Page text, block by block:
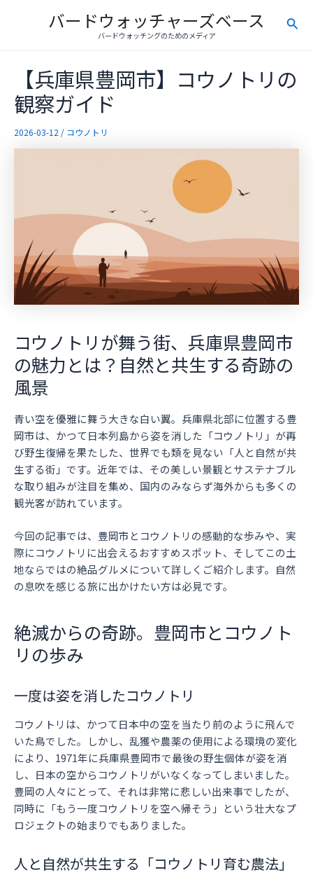
バードウォッチャーズベース
バードウォッチングのためのメディア
検
【兵庫県豊岡市】コウノトリの
観察ガイド
2026-03-12 / コウノトリ
コウノトリが舞う街、兵庫県豊岡市
の魅力とは？自然と共生する奇跡の
風景
青い空を優雅に舞う大きな白い翼。兵庫県北部に位置する豊
岡市は、かつて日本列島から姿を消した「コウノトリ」が再
び野生復帰を果たした、世界でも類を見ない「人と自然が共
生する街」です。近年では、その美しい景観とサステナブル
な取り組みが注目を集め、国内のみならず海外からも多くの
観光客が訪れています。
今回の記事では、豊岡市とコウノトリの感動的な歩みや、実
際にコウノトリに出会えるおすすめスポット、そしてこの土
地ならではの絶品グルメについて詳しくご紹介します。自然
の息吹を感じる旅に出かけたい方は必見です。
絶滅からの奇跡。豊岡市とコウノト
リの歩み
一度は姿を消したコウノトリ
コウノトリは、かつて日本中の空を当たり前のように飛んで
いた鳥でした。しかし、乱獲や農薬の使用による環境の変化
により、1971年に兵庫県豊岡市で最後の野生個体が姿を消
し、日本の空からコウノトリがいなくなってしまいました。
豊岡の人々にとって、それは非常に悲しい出来事でしたが、
同時に「もう一度コウノトリを空へ帰そう」という壮大なプ
ロジェクトの始まりでもありました。
人と自然が共生する「コウノトリ育む農法」